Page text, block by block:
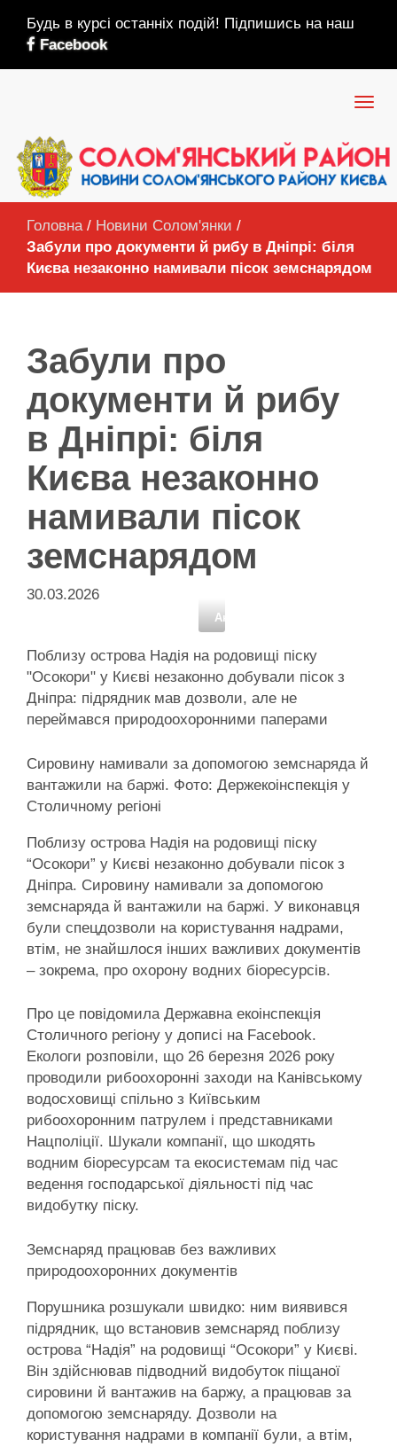
Будь в курсі останніх подій! Підпишись на наш
Facebook
Головна / Новини Солом'янки /
Забули про документи й рибу в Дніпрі: біля
Києва незаконно намивали пісок земснарядом
Забули про
документи й рибу
в Дніпрі: біля
Києва незаконно
намивали пісок
земснарядом
30.03.2026
Активісти району
Поблизу острова Надія на родовищі піску
"Осокори" у Києві незаконно добували пісок з
Дніпра: підрядник мав дозволи, але не
переймався природоохоронними паперами
Сировину намивали за допомогою земснаряда й
вантажили на баржі. Фото: Держекоінспекція у
Столичному регіоні
Поблизу острова Надія на родовищі піску
“Осокори” у Києві незаконно добували пісок з
Дніпра. Сировину намивали за допомогою
земснаряда й вантажили на баржі. У виконавця
були спецдозволи на користування надрами,
втім, не знайшлося інших важливих документів
– зокрема, про охорону водних біоресурсів.
Про це повідомила Державна екоінспекція
Столичного регіону у дописі на Facebook.
Екологи розповіли, що 26 березня 2026 року
проводили рибоохоронні заходи на Канівському
водосховищі спільно з Київським
рибоохоронним патрулем і представниками
Нацполіції. Шукали компанії, що шкодять
водним біоресурсам та екосистемам під час
ведення господарської діяльності під час
видобутку піску.
Земснаряд працював без важливих
природоохоронних документів
Порушника розшукали швидко: ним виявився
підрядник, що встановив земснаряд поблизу
острова “Надія” на родовищі “Осокори” у Києві.
Він здійснював підводний видобуток піщаної
сировини й вантажив на баржу, а працював за
допомогою земснаряду. Дозволи на
користування надрами в компанії були, а втім,